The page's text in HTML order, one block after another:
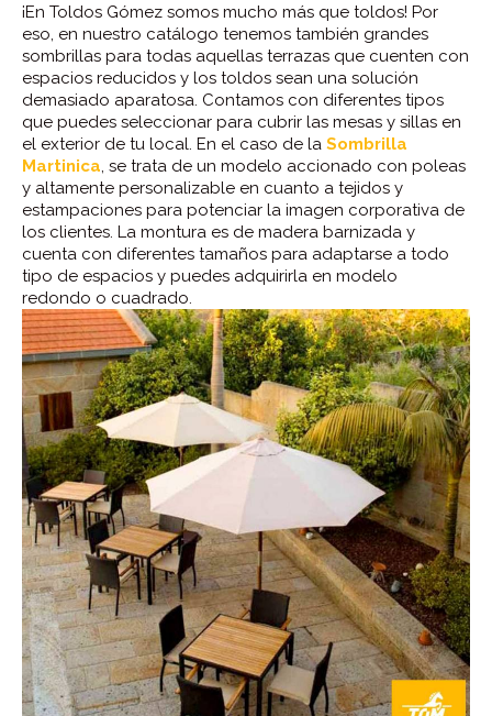
¡En Toldos Gómez somos mucho más que toldos! Por
eso, en nuestro catálogo tenemos también grandes
sombrillas para todas aquellas terrazas que cuenten con
espacios reducidos y los toldos sean una solución
demasiado aparatosa. Contamos con diferentes tipos
que puedes seleccionar para cubrir las mesas y sillas en
el exterior de tu local. En el caso de la Sombrilla
Martinica, se trata de un modelo accionado con poleas
y altamente personalizable en cuanto a tejidos y
estampaciones para potenciar la imagen corporativa de
los clientes. La montura es de madera barnizada y
cuenta con diferentes tamaños para adaptarse a todo
tipo de espacios y puedes adquirirla en modelo
redondo o cuadrado.